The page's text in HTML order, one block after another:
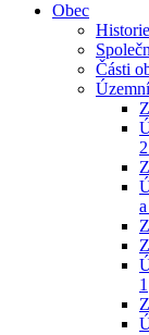
Obec
Části
1